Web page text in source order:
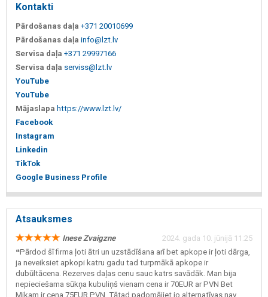
Kontakti
Pārdošanas daļa +371 20010699
Pārdošanas daļa info@lzt.lv
Servisa daļa +371 29997166
Servisa daļa serviss@lzt.lv
YouTube
YouTube
Mājaslapa https://www.lzt.lv/
Facebook
Instagram
Linkedin
TikTok
Google Business Profile
Atsauksmes
Inese Zvaigzne
2024. gada 10. jūnijā 11:25
❝Pārdod šī firma ļoti ātri un uzstādīšana arī bet apkope ir ļoti dārga,
ja neveiksiet apkopi katru gadu tad turpmākā apkope ir
dubūltācena. Rezerves daļas cenu sauc katrs savādāk. Man bija
nepieciešama sūkņa kubuliņš vienam cena ir 70EUR ar PVN Bet
Mikam ir cena 75EUR PVN. Tātad padomājiet jo alternatīvas nav.